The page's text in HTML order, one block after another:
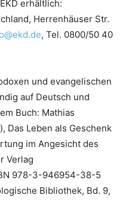
erhältlich:
Herrenhäuser Str.
, Tel. 0800/50 40
und evangelischen
auf Deutsch und
Buch: Mathias
Das Leben als Geschenk
im Angesicht des
Verlag
978-3-946954-38-5
Bibliothek, Bd. 9,